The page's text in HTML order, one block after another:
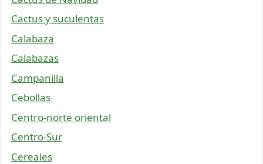
Cactus y suculentas
Calabaza
Calabazas
Campanilla
Cebollas
Centro-norte oriental
Centro-Sur
Cereales